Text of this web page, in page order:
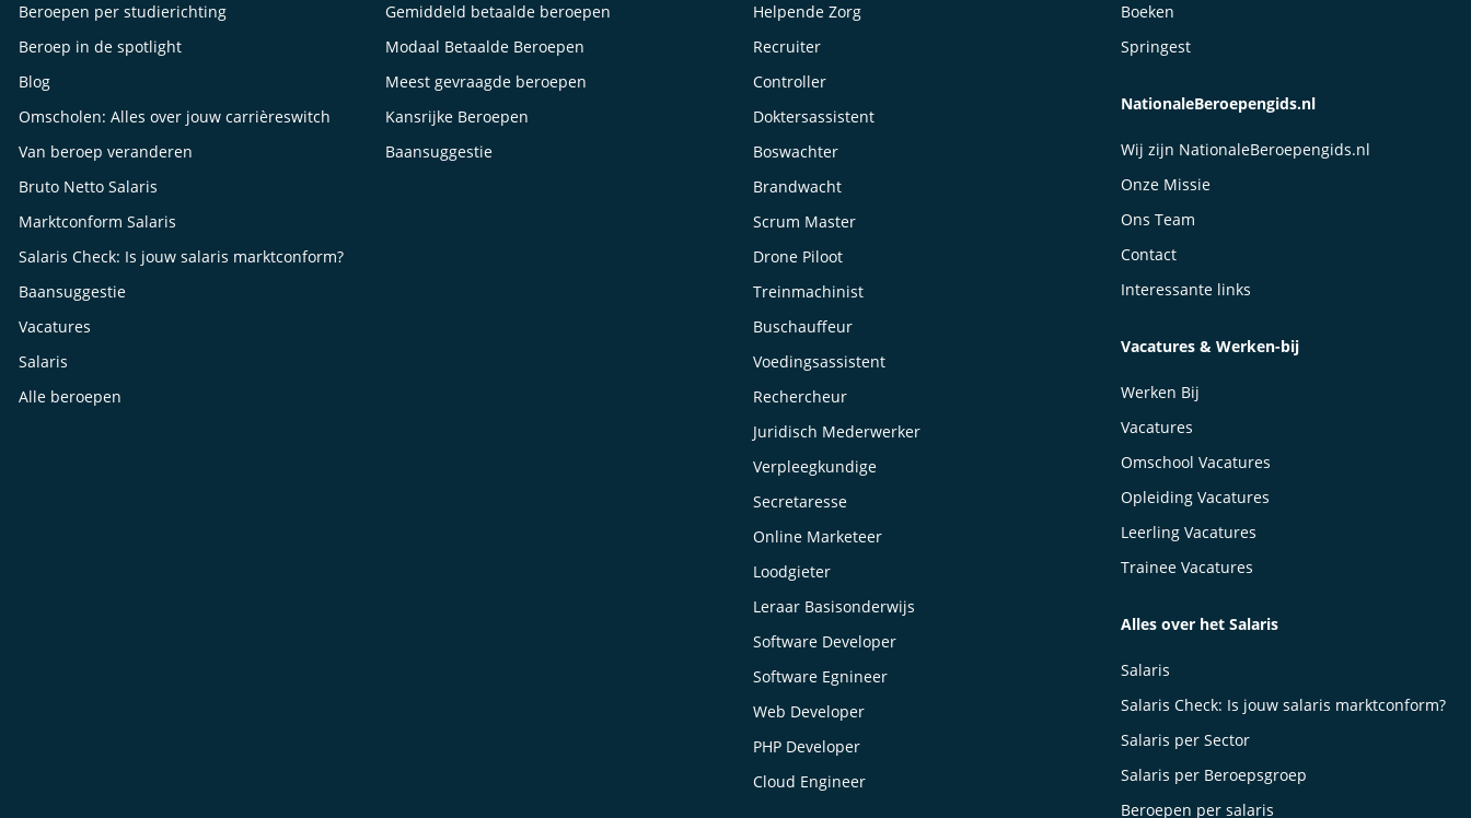
Beroepen per studierichting
Beroep in de spotlight
Blog
Omscholen: Alles over jouw carrièreswitch
Van beroep veranderen
Bruto Netto Salaris
Marktconform Salaris
Salaris Check: Is jouw salaris marktconform?
Baansuggestie
Vacatures
Salaris
Alle beroepen
Gemiddeld betaalde beroepen
Modaal Betaalde Beroepen
Meest gevraagde beroepen
Kansrijke Beroepen
Baansuggestie
Helpende Zorg
Recruiter
Controller
Doktersassistent
Boswachter
Brandwacht
Scrum Master
Drone Piloot
Treinmachinist
Buschauffeur
Voedingsassistent
Rechercheur
Juridisch Mederwerker
Verpleegkundige
Secretaresse
Online Marketeer
Loodgieter
Leraar Basisonderwijs
Software Developer
Software Egnineer
Web Developer
PHP Developer
Cloud Engineer
Boeken
Springest
NationaleBeroepengids.nl
Wij zijn NationaleBeroepengids.nl
Onze Missie
Ons Team
Contact
Interessante links
Vacatures & Werken-bij
Werken Bij
Vacatures
Omschool Vacatures
Opleiding Vacatures
Leerling Vacatures
Trainee Vacatures
Alles over het Salaris
Salaris
Salaris Check: Is jouw salaris marktconform?
Salaris per Sector
Salaris per Beroepsgroep
Beroepen per salaris